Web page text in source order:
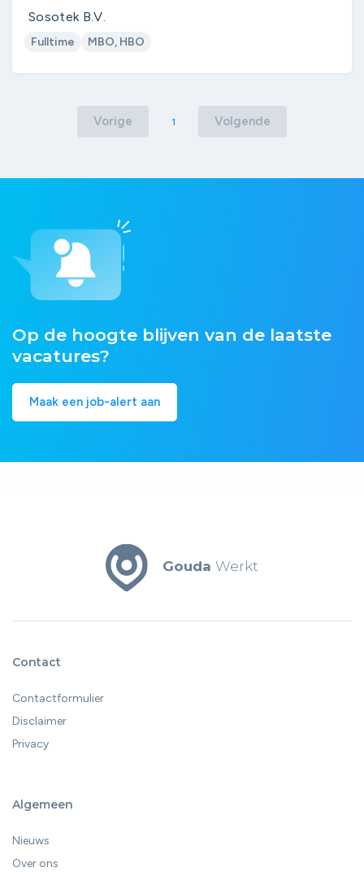
Sosotek B.V.
Fulltime MBO, HBO
Vorige 1 Volgende
Op de hoogte blijven van de laatste
vacatures?
Maak een job-alert aan
Gouda Werkt
Contact
Contactformulier
Disclaimer
Privacy
Algemeen
Nieuws
Over ons